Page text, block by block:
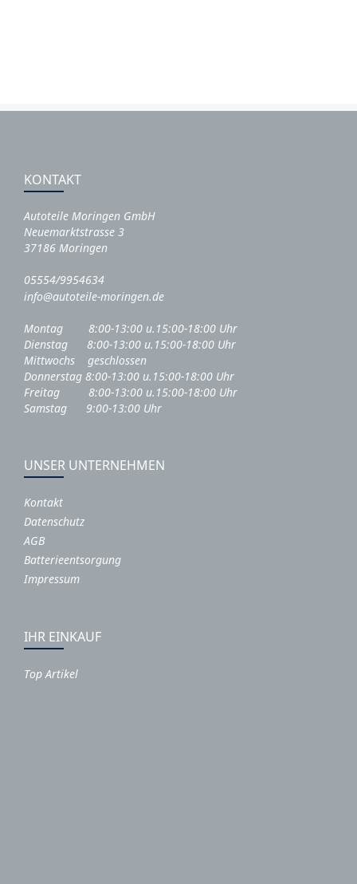
KONTAKT
Autoteile Moringen GmbH
Neuemarktstrasse 3
37186 Moringen
05554/9954634
info@autoteile-moringen.de
Montag 8:00-13:00 u.15:00-18:00 Uhr
Dienstag 8:00-13:00 u.15:00-18:00 Uhr
Mittwochs geschlossen
Donnerstag 8:00-13:00 u.15:00-18:00 Uhr
Freitag 8:00-13:00 u.15:00-18:00 Uhr
Samstag 9:00-13:00 Uhr
UNSER UNTERNEHMEN
Kontakt
Datenschutz
AGB
Batterieentsorgung
Impressum
IHR EINKAUF
Top Artikel